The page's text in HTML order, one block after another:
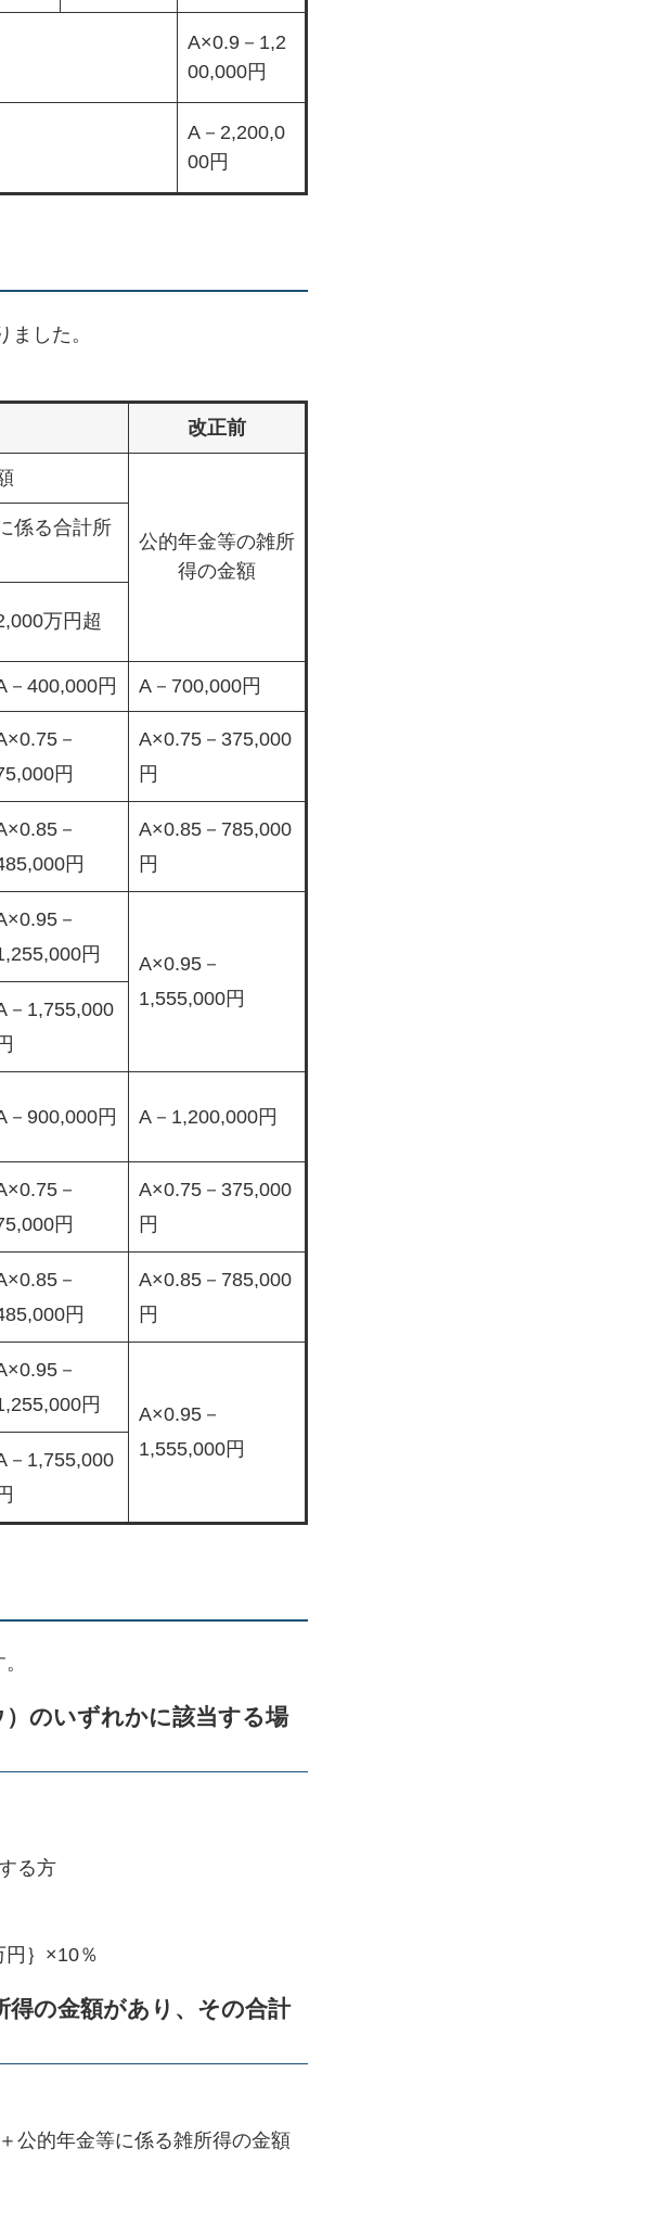
A×0.9－1,2
00,000円
A－2,200,0
00円
した。
改正前
公的年金等の雑所
得の金額
係る合計所
万円超
－400,000円 A－700,000円
－
円
A×0.75－375,000
円
－
円
A×0.85－785,000
円
－
円
A×0.95－
1,555,000円
－1,755,000
－900,000円 A－1,200,000円
－
円
A×0.75－375,000
円
－
円
A×0.85－785,000
円
－
円
A×0.95－
1,555,000円
－1,755,000
のいずれかに該当する場
る方
｝×10％
得の金額があり、その合計
公的年金等に係る雑所得の金額